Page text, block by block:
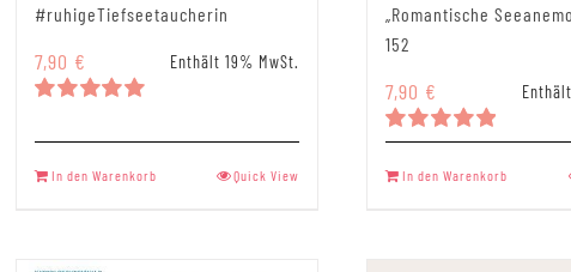
#ruhigeTiefseetaucherin
mit5.00
7,90 € Enthält 19% MwSt.
In den Warenkorb Quick View
„Romantische
152
Bewertet
mit5.00
7,90 €
In den Warenkorb